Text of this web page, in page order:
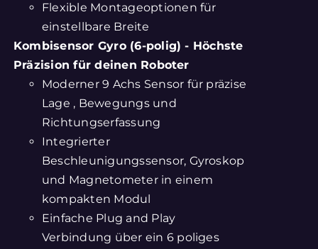
Flexible Montageoptionen für
einstellbare Breite
Kombisensor Gyro (6-polig) - Höchste
Präzision für deinen Roboter
Moderner 9 Achs Sensor für präzise
Lage , Bewegungs und
Richtungserfassung
Integrierter
Beschleunigungssensor, Gyroskop
und Magnetometer in einem
kompakten Modul
Einfache Plug and Play
Verbindung über ein 6 poliges